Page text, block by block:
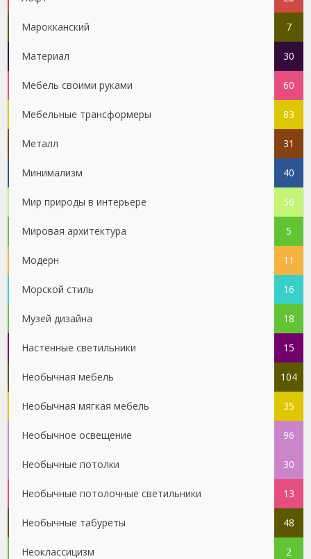
Марокканский 7
Материал 30
Мебель своими руками 60
Мебельные трансформеры 83
Металл 31
Минимализм 40
Мир природы в интерьере 56
Мировая архитектура 5
Модерн 11
Морской стиль 16
Музей дизайна 18
Настенные светильники 15
Необычная мебель 104
Необычная мягкая мебель 35
Необычное освещение 96
Необычные потолки 30
Необычные потолочные светильники 13
Необычные табуреты 48
Неоклассицизм 2